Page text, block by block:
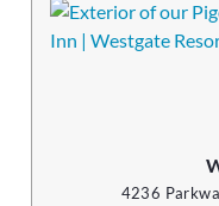
4236